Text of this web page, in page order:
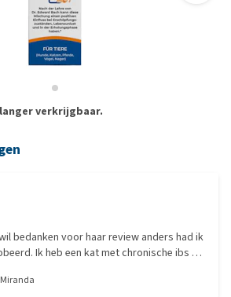
verkrijgbaar.
bedanken voor haar review anders had ik
Ik heb een kat met chronische ibs en
middel en blijven stabiel. Zodra ik stop
Miranda